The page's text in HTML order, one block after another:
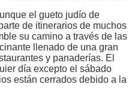
el gueto judío de
de itinerarios de muchos
su camino a través de las
llenado de una gran
y panaderías. El
día excepto el sábado
están cerrados debido a la